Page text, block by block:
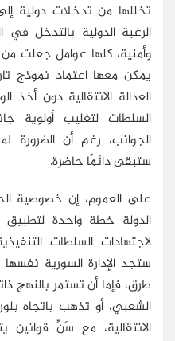
تخللها من تدخلات دولية
الرغبة الدولية بالتدخل في
وأمنية، كلها عوامل جعلت
يمكن معها اعتماد نموذج
العدالة الانتقالية دون أخذ
السلطات لتغليب أولوية
الجوانب، رغم أن الضرورة
ستبقى دائمًا حاضرة.
على العموم، إن خصوصية
الدولة خطة واحدة لتطبيق
لاجتهادات السلطات
ستجد الإدارة السورية
طرق، فإما أن تستمر بالنهج
الشعبي، أو تذهب باتجاه
الانتقالية، مع سَنِّ قوانين